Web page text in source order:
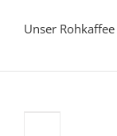
Unser Rohkaffee